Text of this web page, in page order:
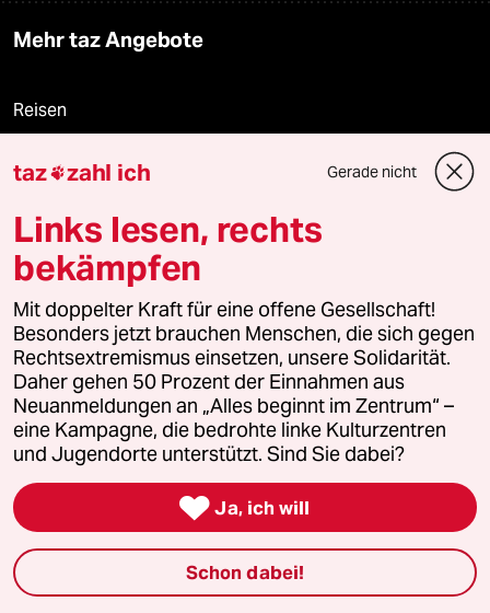
Mehr taz Angebote
Reisen
Kantine
Shop
Anzeigen
Fragen & Hilfe
Feedback
Aboservice
Downloads für Abonnierende
taz zahl ich Gerade nicht
Links lesen, rechts
bekämpfen
Mit doppelter Kraft für eine offene Gesellschaft!
Besonders jetzt brauchen Menschen, die sich gegen
Rechtsextremismus einsetzen, unsere Solidarität.
Daher gehen 50 Prozent der Einnahmen aus
Neuanmeldungen an „Alles beginnt im Zentrum“ –
eine Kampagne, die bedrohte linke Kulturzentren
und Jugendorte unterstützt. Sind Sie dabei?
 Ja, ich will
Schon dabei!